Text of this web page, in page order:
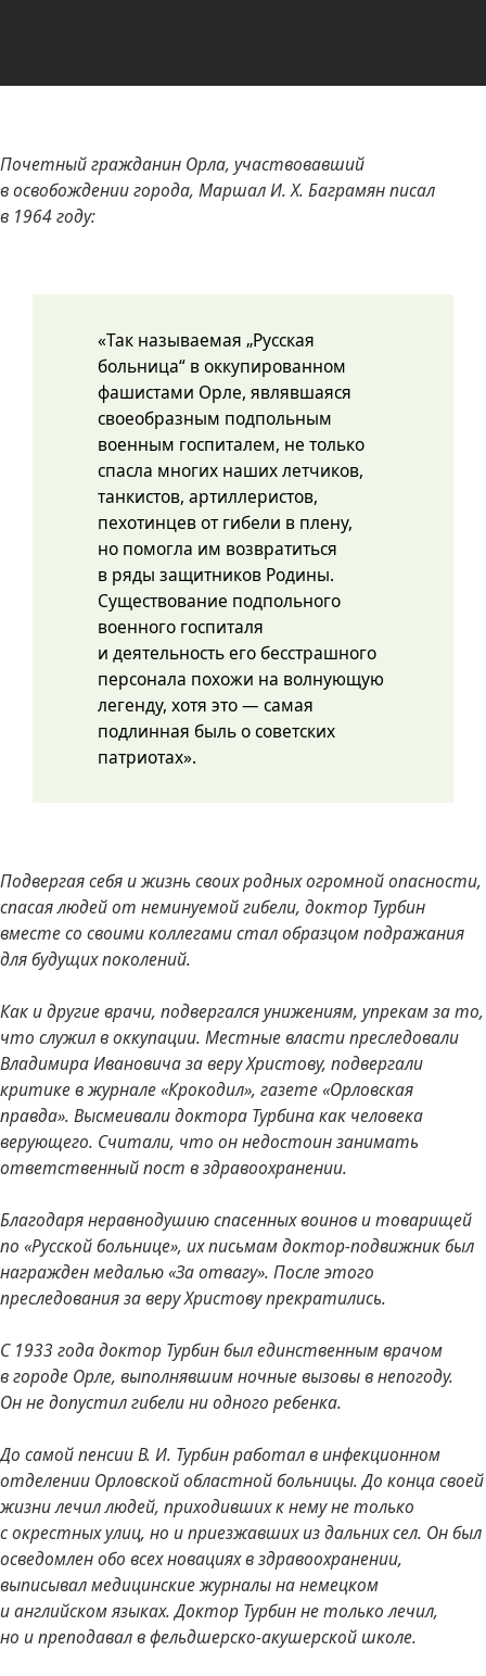
Почетный гражданин Орла, участвовавший
в освобождении города, Маршал И. Х. Баграмян писал
в 1964 году:
«Так называемая „Русская
больница“ в оккупированном
фашистами Орле, являвшаяся
своеобразным подпольным
военным госпиталем, не только
спасла многих наших летчиков,
танкистов, артиллеристов,
пехотинцев от гибели в плену,
но помогла им возвратиться
в ряды защитников Родины.
Существование подпольного
военного госпиталя
и деятельность его бесстрашного
персонала похожи на волнующую
легенду, хотя это — самая
подлинная быль о советских
патриотах».
Подвергая себя и жизнь своих родных огромной опасности,
спасая людей от неминуемой гибели, доктор Турбин
вместе со своими коллегами стал образцом подражания
для будущих поколений.
Как и другие врачи, подвергался унижениям, упрекам за то,
что служил в оккупации. Местные власти преследовали
Владимира Ивановича за веру Христову, подвергали
критике в журнале «Крокодил», газете «Орловская
правда». Высмеивали доктора Турбина как человека
верующего. Считали, что он недостоин занимать
ответственный пост в здравоохранении.
Благодаря неравнодушию спасенных воинов и товарищей
по «Русской больнице», их письмам доктор-подвижник был
награжден медалью «За отвагу». После этого
преследования за веру Христову прекратились.
С 1933 года доктор Турбин был единственным врачом
в городе Орле, выполнявшим ночные вызовы в непогоду.
Он не допустил гибели ни одного ребенка.
До самой пенсии В. И. Турбин работал в инфекционном
отделении Орловской областной больницы. До конца своей
жизни лечил людей, приходивших к нему не только
с окрестных улиц, но и приезжавших из дальних сел. Он был
осведомлен обо всех новациях в здравоохранении,
выписывал медицинские журналы на немецком
и английском языках. Доктор Турбин не только лечил,
но и преподавал в фельдшерско-акушерской школе.